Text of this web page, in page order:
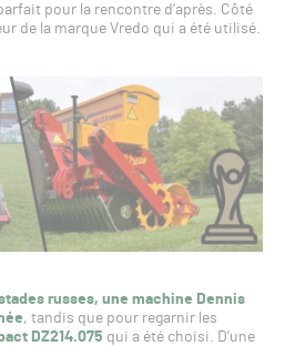
pour la rencontre d’après. Côté
de la marque Vredo qui a été utilisé.
russes, une machine Dennis
, tandis que pour regarnir les
DZ214.075 qui a été choisi. D’une